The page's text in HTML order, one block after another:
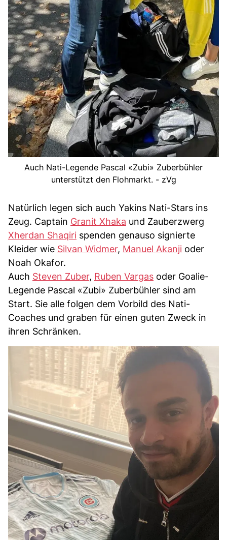
Auch Nati-Legende Pascal «Zubi» Zuberbühler
unterstützt den Flohmarkt. - zVg
Natürlich legen sich auch Yakins Nati-Stars ins
Zeug. Captain Granit Xhaka und Zauberzwerg
Xherdan Shaqiri spenden genauso signierte
Kleider wie Silvan Widmer, Manuel Akanji oder
Noah Okafor.
Auch Steven Zuber, Ruben Vargas oder Goalie-
Legende Pascal «Zubi» Zuberbühler sind am
Start. Sie alle folgen dem Vorbild des Nati-
Coaches und graben für einen guten Zweck in
ihren Schränken.